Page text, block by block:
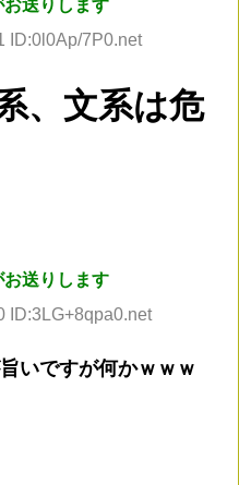
送りします
ID:0l0Ap/7P0.net
、文系は危
送りします
ID:3LG+8qpa0.net
いですが何かｗｗｗ